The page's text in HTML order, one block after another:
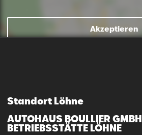
Akzeptieren
Standort Löhne
AUTOHAUS BOULLIER GMBH
BETRIEBSSTÄTTE LÖHNE